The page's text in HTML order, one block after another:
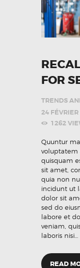
FOR
TRENDS
24
1262
Quuntur
voluptatem
quisquam
sit amet,
quia non
incidunt ut
dolor sit
sed do
labore et
veniam,
laboris nisi…
READ